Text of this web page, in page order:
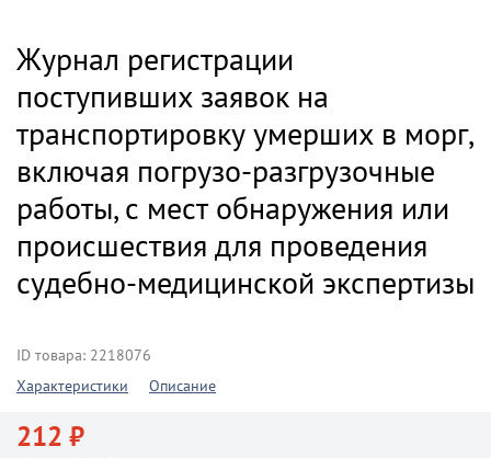
Журнал регистрации
поступивших заявок на
транспортировку умерших в морг,
включая погрузо-разгрузочные
работы, с мест обнаружения или
происшествия для проведения
судебно-медицинской экспертизы
ID товара: 2218076
Характеристики
Описание
212 ₽